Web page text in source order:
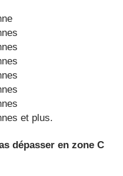
et plus.
dépasser en zone C